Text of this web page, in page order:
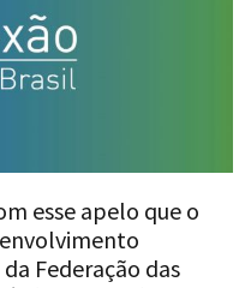
esse apelo que o
Federação das